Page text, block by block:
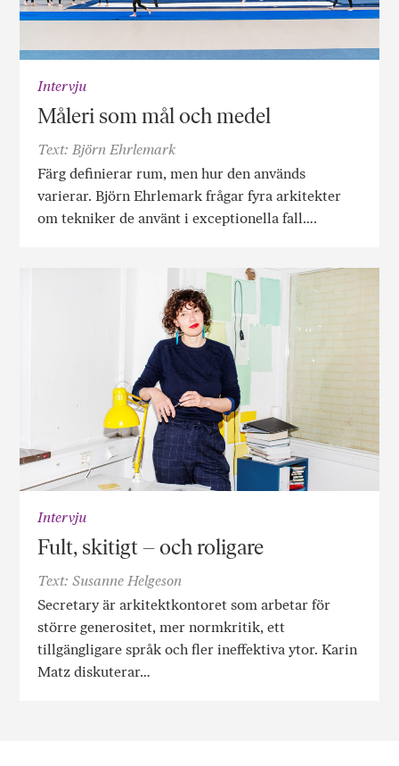
Intervju
Måleri som mål och medel
Text: Björn Ehrlemark
Färg definierar rum, men hur den används
varierar. Björn Ehrlemark frågar fyra arkitekter
om tekniker de använt i exceptionella fall….
Intervju
Fult, skitigt – och roligare
Text: Susanne Helgeson
Secretary är arkitektkontoret som arbetar för
större generositet, mer normkritik, ett
tillgängligare språk och fler ineffektiva ytor. Karin
Matz diskuterar…